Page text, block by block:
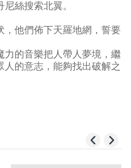
絲搜索北翼。
，他們佈下天羅地網，誓要
力的音樂把人帶人夢境，繼
的意志，能夠找出破解之